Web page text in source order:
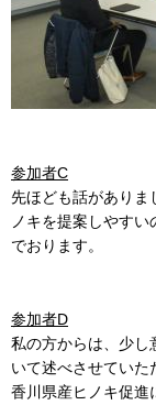
参加者C
先ほども話がありま
ノキを提案しやす
でおります。
参加者D
私の方からは、少し
いて述べさせていた
香川県産ヒノキ促進